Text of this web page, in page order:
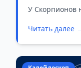
ясность в
У Скорпионов
Читать далее